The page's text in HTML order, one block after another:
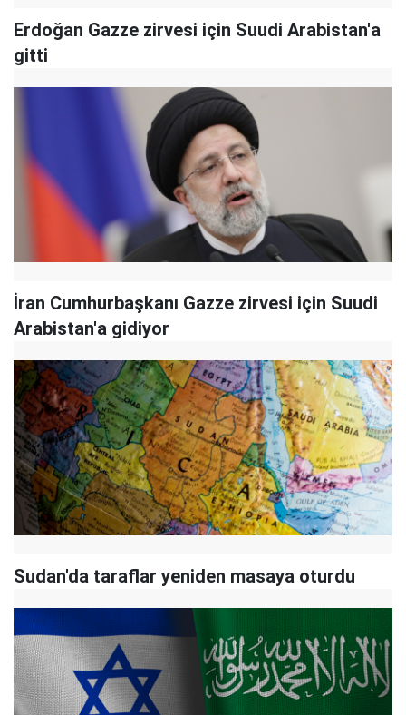
Erdoğan Gazze zirvesi için Suudi Arabistan'a
gitti
İran Cumhurbaşkanı Gazze zirvesi için Suudi
Arabistan'a gidiyor
Sudan'da taraflar yeniden masaya oturdu